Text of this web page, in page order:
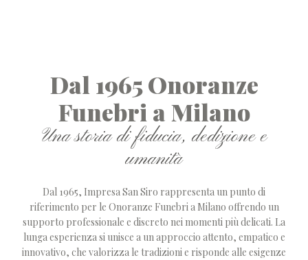
Dal 1965 Onoranze
Funebri a Milano
Una storia di fiducia, dedizione e
umanità
Dal 1965, Impresa San Siro rappresenta un punto di
riferimento per le Onoranze Funebri a Milano offrendo un
supporto professionale e discreto nei momenti più delicati. La
lunga esperienza si unisce a un approccio attento, empatico e
innovativo, che valorizza le tradizioni e risponde alle esigenze